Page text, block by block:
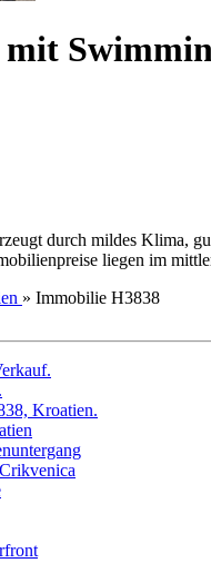
durch mildes Klima,
liegen im
» Immobilie H3838